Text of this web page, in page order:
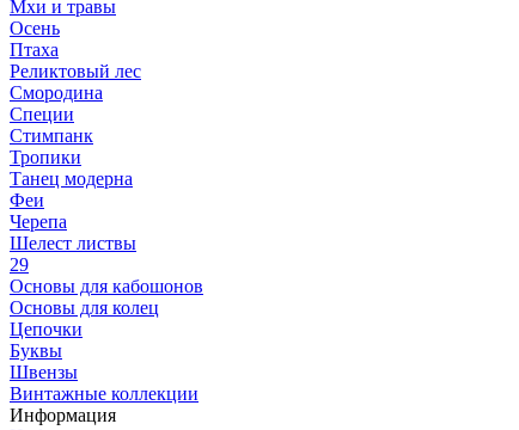
Мхи и травы
Осень
Птаха
Реликтовый лес
Смородина
Специи
Стимпанк
Тропики
Танец модерна
Феи
Черепа
Шелест листвы
29
Основы для кабошонов
Основы для колец
Цепочки
Буквы
Швензы
Винтажные коллекции
Информация